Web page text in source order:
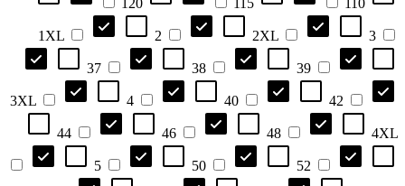
1XL 2 2XL 3
37 38 39
3XL 4 40 42
44 46 48 4XL
5 50 52